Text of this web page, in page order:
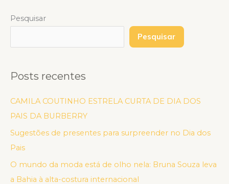
Pesquisar
Pesquisar
Posts recentes
CAMILA COUTINHO ESTRELA CURTA DE DIA DOS
PAIS DA BURBERRY
Sugestões de presentes para surpreender no Dia dos
Pais
O mundo da moda está de olho nela: Bruna Souza leva
a Bahia à alta-costura internacional